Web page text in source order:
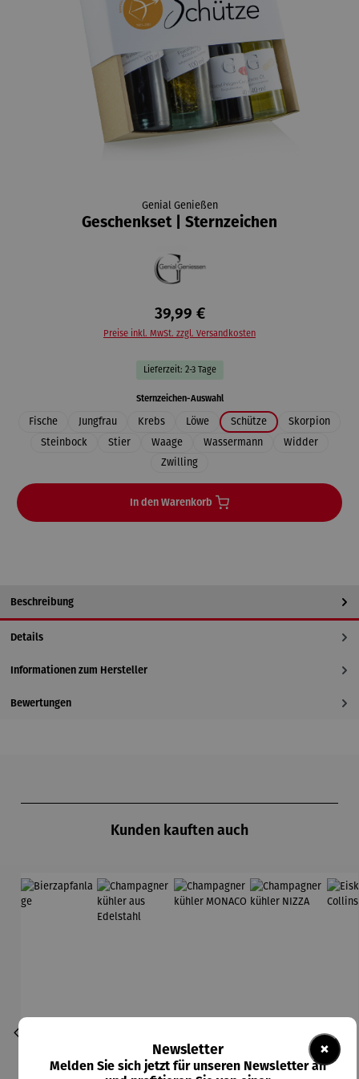
Genial Genießen
Geschenkset | Sternzeichen
39,99 €
Preise inkl. MwSt. zzgl. Versandkosten
Lieferzeit: 2-3 Tage
Sternzeichen-Auswahlauswählen
Fische Jungfrau Krebs Löwe Schütze
Skorpion
Steinbock
Stier Waage Wassermann
Widder
Zwilling
In den Warenkorb
Beschreibung
Details
Informationen zum Hersteller
Bewertungen
Kunden kauften auch
×
Newsletter
Melden Sie sich jetzt für unseren Newsletter an